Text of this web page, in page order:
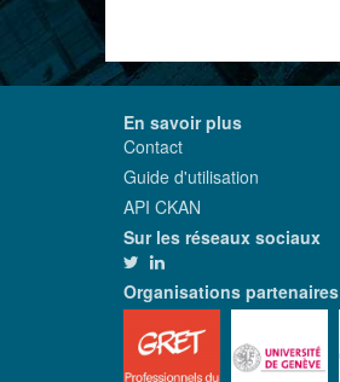
En savoir plus
Contact
Guide d'utilisation
API CKAN
Sur les réseaux sociaux
Organisations partenaires